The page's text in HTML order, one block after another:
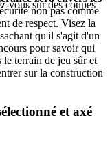
vous sur des coupes
non pas comme
de respect. Visez la
qu'il s'agit d'un
pour savoir qui
terrain de jeu sûr et
sur la construction
et axé